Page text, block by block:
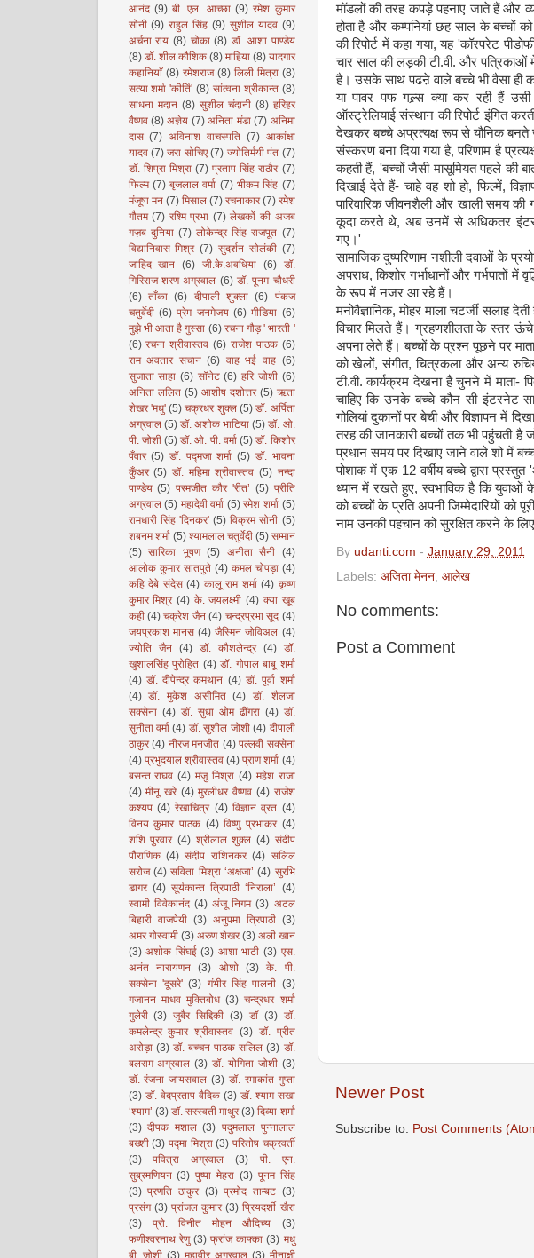
मॉडलों की तरह कपड़े पहनाए जाते हैं और
होता है और कम्पनियां छह साल के बच्चों
की रिपोर्ट में कहा गया, यह 'कॉरपरेट
चार साल की लड़की टी.वी. और
है। उसके साथ पढऩे वाले बच्चे भी वैसा ही
या पावर पफ गल्र्स क्या कर रही हैं
ऑस्ट्रेलियाई संस्थान की रिपोर्ट इंगित
देखकर बच्चे अप्रत्यक्ष रूप से यौनिक बनते
संस्करण बना दिया गया है, परिणाम है
कहती हैं, 'बच्चों जैसी मासूमियत पहले की
दिखाई देते हैं- चाहे वह शो हो, फिल्में,
पारिवारिक जीवनशैली और खाली समय की
कूदा करते थे, अब उनमें से अधिकतर
गए।'
सामाजिक दुष्परिणाम नशीली दवाओं के
अपराध, किशोर गर्भाधानों और गर्भपातों
के रूप में नजर आ रहे हैं।
मनोवैज्ञानिक, मोहर माला चटर्जी सलाह
विचार मिलते हैं। ग्रहणशीलता के स्तर ऊंचे
अपना लेते हैं। बच्चों के प्रश्न पूछने पर
को खेलों, संगीत, चित्रकला और अन्य
टी.वी. कार्यक्रम देखना है चुनने में माता-
चाहिए कि उनके बच्चे कौन सी इंटरनेट
गोलियां दुकानों पर बेची और विज्ञापन में
तरह की जानकारी बच्चों तक भी पहुंचती
प्रधान समय पर दिखाए जाने वाले शो में
पोशाक में एक 12 वर्षीय बच्चे द्वारा
ध्यान में रखते हुए, स्वभाविक है कि युवाओं
को बच्चों के प्रति अपनी जिम्मेदारियों को
नाम उनकी पहचान को सुरक्षित करने के
By udanti.com - January 29, 2011
Labels: अजिता मेनन, आलेख
No comments:
Post a Comment
Newer Post
Subscribe to: Post Comments
आनंद (9) बी. एल. आच्छा (9) रमेश कुमार
सोनी (9) राहुल सिंह (9) सुशील यादव (9)
अर्चना राय (8) चोका (8) डॉ. आशा पाण्डेय
(8) डॉ. शील कौशिक (8) माहिया (8) यादगार
कहानियाँ (8) रमेशराज (8) लिली मित्रा (8)
सत्या शर्मा 'कीर्ति' (8) सांत्वना श्रीकान्त (8)
साधना मदान (8) सुशील चंदानी (8) हरिहर
वैष्णव (8) अज्ञेय (7) अनिता मंडा (7) अनिमा
दास (7) अविनाश वाचस्पति (7) आकांक्षा
यादव (7) जरा सोचिए (7) ज्योतिर्मयी पंत (7)
डॉ. शिप्रा मिश्रा (7) प्रताप सिंह राठौर (7)
फिल्म (7) बृजलाल वर्मा (7) भीकम सिंह (7)
मंजूषा मन (7) मिसाल (7) रचनाकार (7) रमेश
गौतम (7) रश्मि प्रभा (7) लेखकों की अजब
गज़ब दुनिया (7) लोकेन्द्र सिंह राजपूत (7)
विद्यानिवास मिश्र (7) सुदर्शन सोलंकी (7)
जाहिद खान (6) जी.के.अवधिया (6) डॉ.
गिरिराज शरण अग्रवाल (6) डॉ. पूनम चौधरी
(6) ताँका (6) दीपाली शुक्ला (6) पंकज
चतुर्वेदी (6) प्रेम जनमेजय (6) मीडिया (6)
मुझे भी आता है गुस्सा (6) रचना गौड़ ' भारती '
(6) रचना श्रीवास्तव (6) राजेश पाठक (6)
राम अवतार सचान (6) वाह भई वाह (6)
सुजाता साहा (6) सॉनेट (6) हरि जोशी (6)
अनिता ललित (5) आशीष दशोत्तर (5) ऋता
शेखर 'मधु' (5) चक्रधर शुक्ल (5) डॉ. अर्पिता
अग्रवाल (5) डॉ. अशोक भाटिया (5) डॉ. ओ.
पी. जोशी (5) डॉ. ओ. पी. वर्मा (5) डॉ. किशोर
पँवार (5) डॉ. पद्मजा शर्मा (5) डॉ. भावना
कुँअर (5) डॉ. महिमा श्रीवास्तव (5) नन्दा
पाण्डेय (5) परमजीत कौर 'रीत’ (5) प्रीति
अग्रवाल (5) महादेवी वर्मा (5) रमेश शर्मा (5)
रामधारी सिंह 'दिनकर' (5) विक्रम सोनी (5)
शबनम शर्मा (5) श्यामलाल चतुर्वेदी (5) सम्मान
(5) सारिका भूषण (5) अनीता सैनी (4)
आलोक कुमार सातपुते (4) कमल चोपड़ा (4)
कहि देबे संदेस (4) कालू राम शर्मा (4) कृष्ण
कुमार मिश्र (4) के. जयलक्ष्मी (4) क्या खूब
कही (4) चक्रेश जैन (4) चन्द्रप्रभा सूद (4)
जयप्रकाश मानस (4) जैस्मिन जोविअल (4)
ज्योति जैन
(4) डॉ. कौशलेन्द्र (4)
डॉ.
खुशालसिंह पुरोहित (4) डॉ. गोपाल बाबू शर्मा
(4) डॉ. दीपेन्द्र कमथान (4) डॉ. पूर्वा शर्मा
(4) डॉ. मुकेश असीमित (4) डॉ. शैलजा
सक्सेना (4) डॉ. सुधा ओम ढींगरा (4) डॉ.
सुनीता वर्मा (4) डॉ. सुशील जोशी (4) दीपाली
ठाकुर (4) नीरज मनजीत (4) पल्लवी सक्सेना
(4) प्रभुदयाल श्रीवास्तव (4) प्राण शर्मा (4)
बसन्त राघव (4) मंजु मिश्रा (4) महेश राजा
(4) मीनू खरे (4) मुरलीधर वैष्णव (4) राजेश
कश्यप (4) रेखाचित्र (4) विज्ञान व्रत (4)
विनय कुमार पाठक (4) विष्णु प्रभाकर (4)
शशि पुरवार (4) श्रीलाल शुक्ल (4) संदीप
पौराणिक (4) संदीप राशिनकर (4) सलिल
सरोज (4) सविता मिश्रा ‘अक्षजा’ (4) सुरभि
डागर (4) सूर्यकान्त त्रिपाठी ‘निराला’ (4)
स्वामी विवेकानंद (4) अंजू निगम (3) अटल
बिहारी वाजपेयी (3) अनुपमा त्रिपाठी (3)
अमर गोस्वामी (3) अरुण शेखर (3) अली खान
(3) अशोक सिंघई (3) आशा भाटी (3) एस.
अनंत नारायणन (3) ओशो (3) के. पी.
सक्सेना 'दूसरे' (3) गंभीर सिंह पालनी (3)
गजानन माधव मुक्तिबोध (3) चन्द्रधर शर्मा
गुलेरी (3) जुबैर सिद्दिकी (3) डॉ (3) डॉ.
कमलेन्द्र कुमार श्रीवास्तव (3) डॉ. प्रीत
अरोड़ा (3) डॉ. बच्चन पाठक सलिल (3) डॉ.
बलराम अग्रवाल (3) डॉ. योगिता जोशी (3)
डॉ. रंजना जायसवाल (3) डॉ. रमाकांत गुप्ता
(3) डॉ. वेदप्रताप वैदिक (3) डॉ. श्याम सखा
‘श्याम’ (3) डॉ. सरस्वती माथुर (3) दिव्या शर्मा
(3) दीपक मशाल (3) पदुमलाल पुन्नालाल
बख्शी (3) पद्मा मिश्रा (3) परितोष चक्रवर्ती
(3)
पवित्रा अग्रवाल (3)
पी. एन.
सुब्रमणियन (3) पुष्पा मेहरा (3) पूनम सिंह
(3) प्रणति ठाकुर (3) प्रमोद ताम्बट (3)
प्रसंग (3) प्रांजल कुमार (3) प्रियदर्शी खैरा
(3)
प्रो. विनीत मोहन औदिच्य
(3)
फणीश्वरनाथ रेणु (3) फ्रांज काफ्का (3) मधु
बी. जोशी (3) महावीर अग्रवाल (3) मीनाक्षी